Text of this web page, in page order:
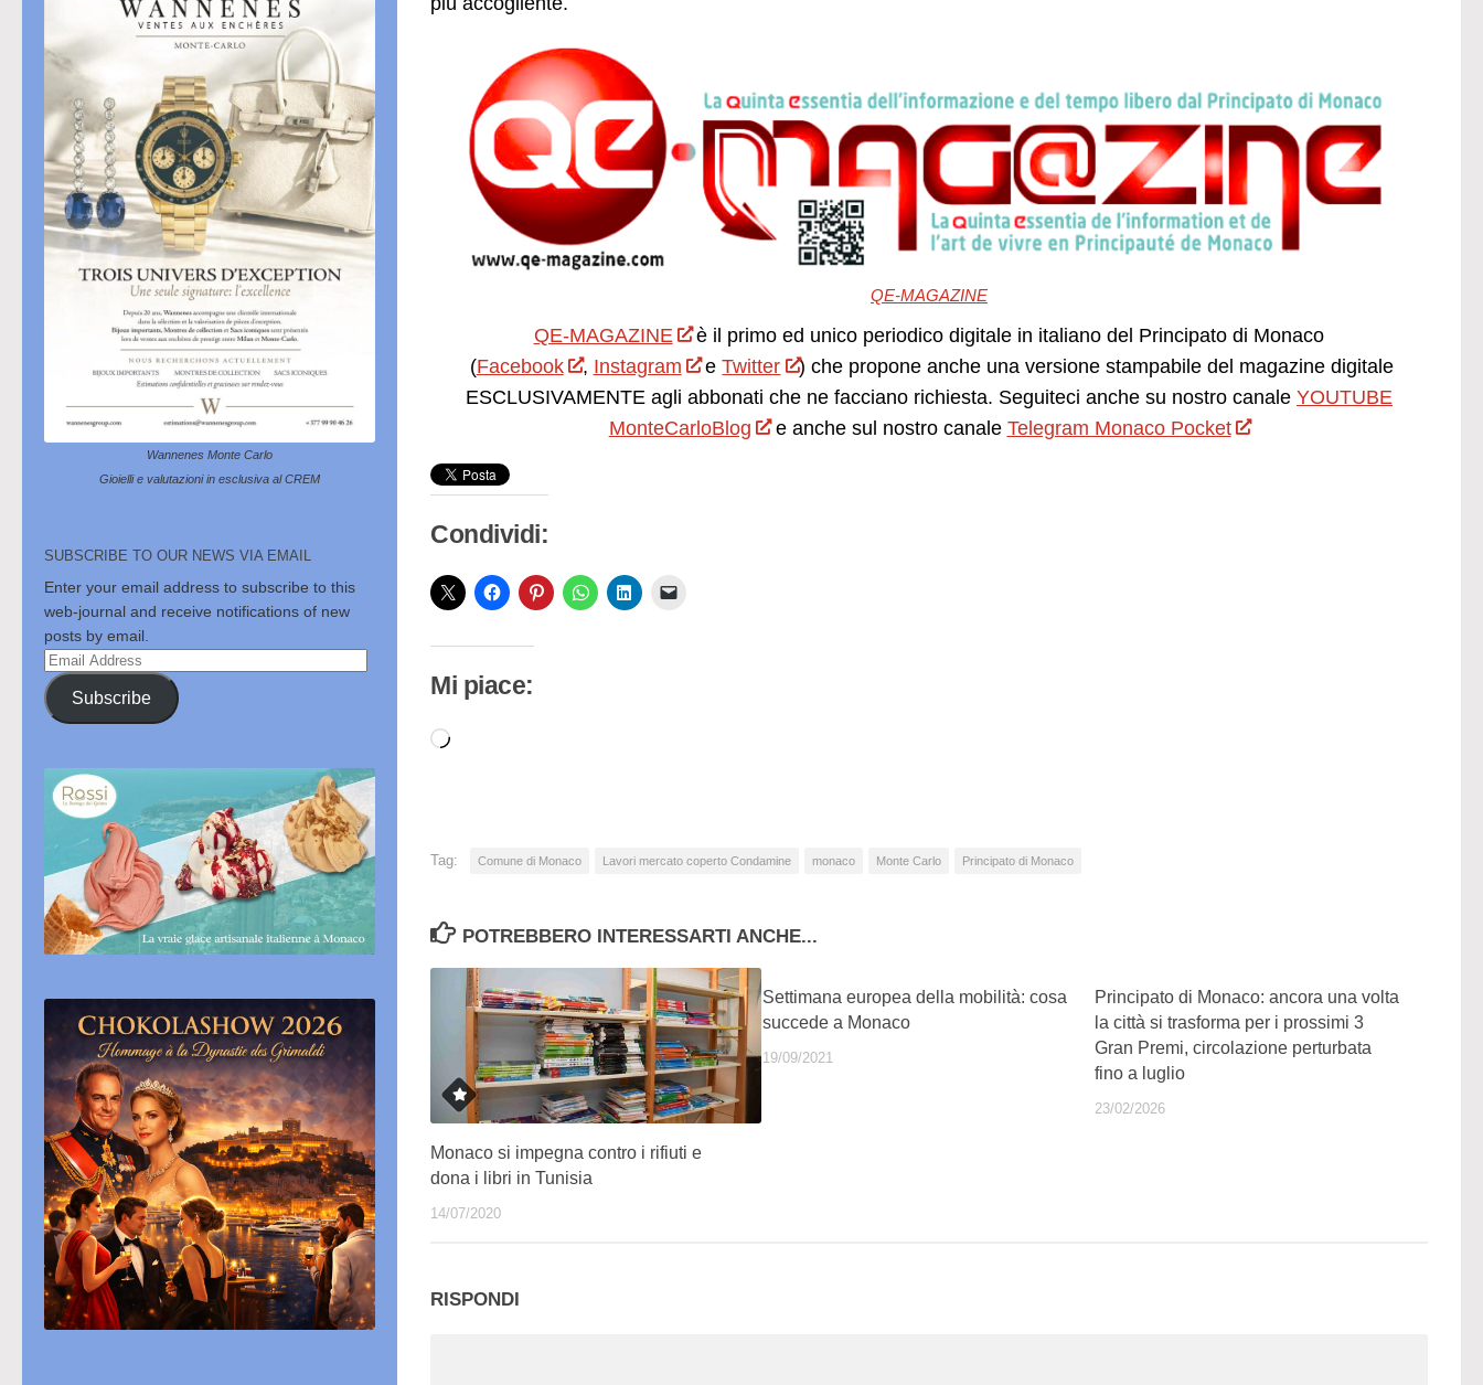
QE-MAGAZINE
QE-MAGAZINE
è il primo ed unico periodico digitale in italiano del Principato di Monaco
(Facebook , Instagram eTwitter
) che propone anche una versione stampabile del magazine digitale
ESCLUSIVAMENTE agli abbonati che ne facciano richiesta. Seguiteci anche su nostro canale YOUTUBE
MonteCarloBlog
e anche sul nostro canale Telegram Monaco Pocket
Condividi:
Mi piace:
Caricamento
Tag: Comune di Monaco Lavori mercato coperto Condamine monaco Monte Carlo Principato di Monaco
POTREBBERO INTERESSARTI ANCHE...
Monaco si impegna contro i rifiuti e
dona i libri in Tunisia
14/07/2020
Settimana europea della mobilità: cosa
succede a Monaco
19/09/2021
Principato di Monaco: ancora una volta
la città si trasforma per i prossimi 3
Gran Premi, circolazione perturbata
fino a luglio
23/02/2026
RISPONDI
Wannenes Monte Carlo
Gioielli e valutazioni in esclusiva al CREM
SUBSCRIBE TO OUR NEWS VIA EMAIL
Enter your email address to subscribe to this
web-journal and receive notifications of new
posts by email.
Email
Address
Subscribe